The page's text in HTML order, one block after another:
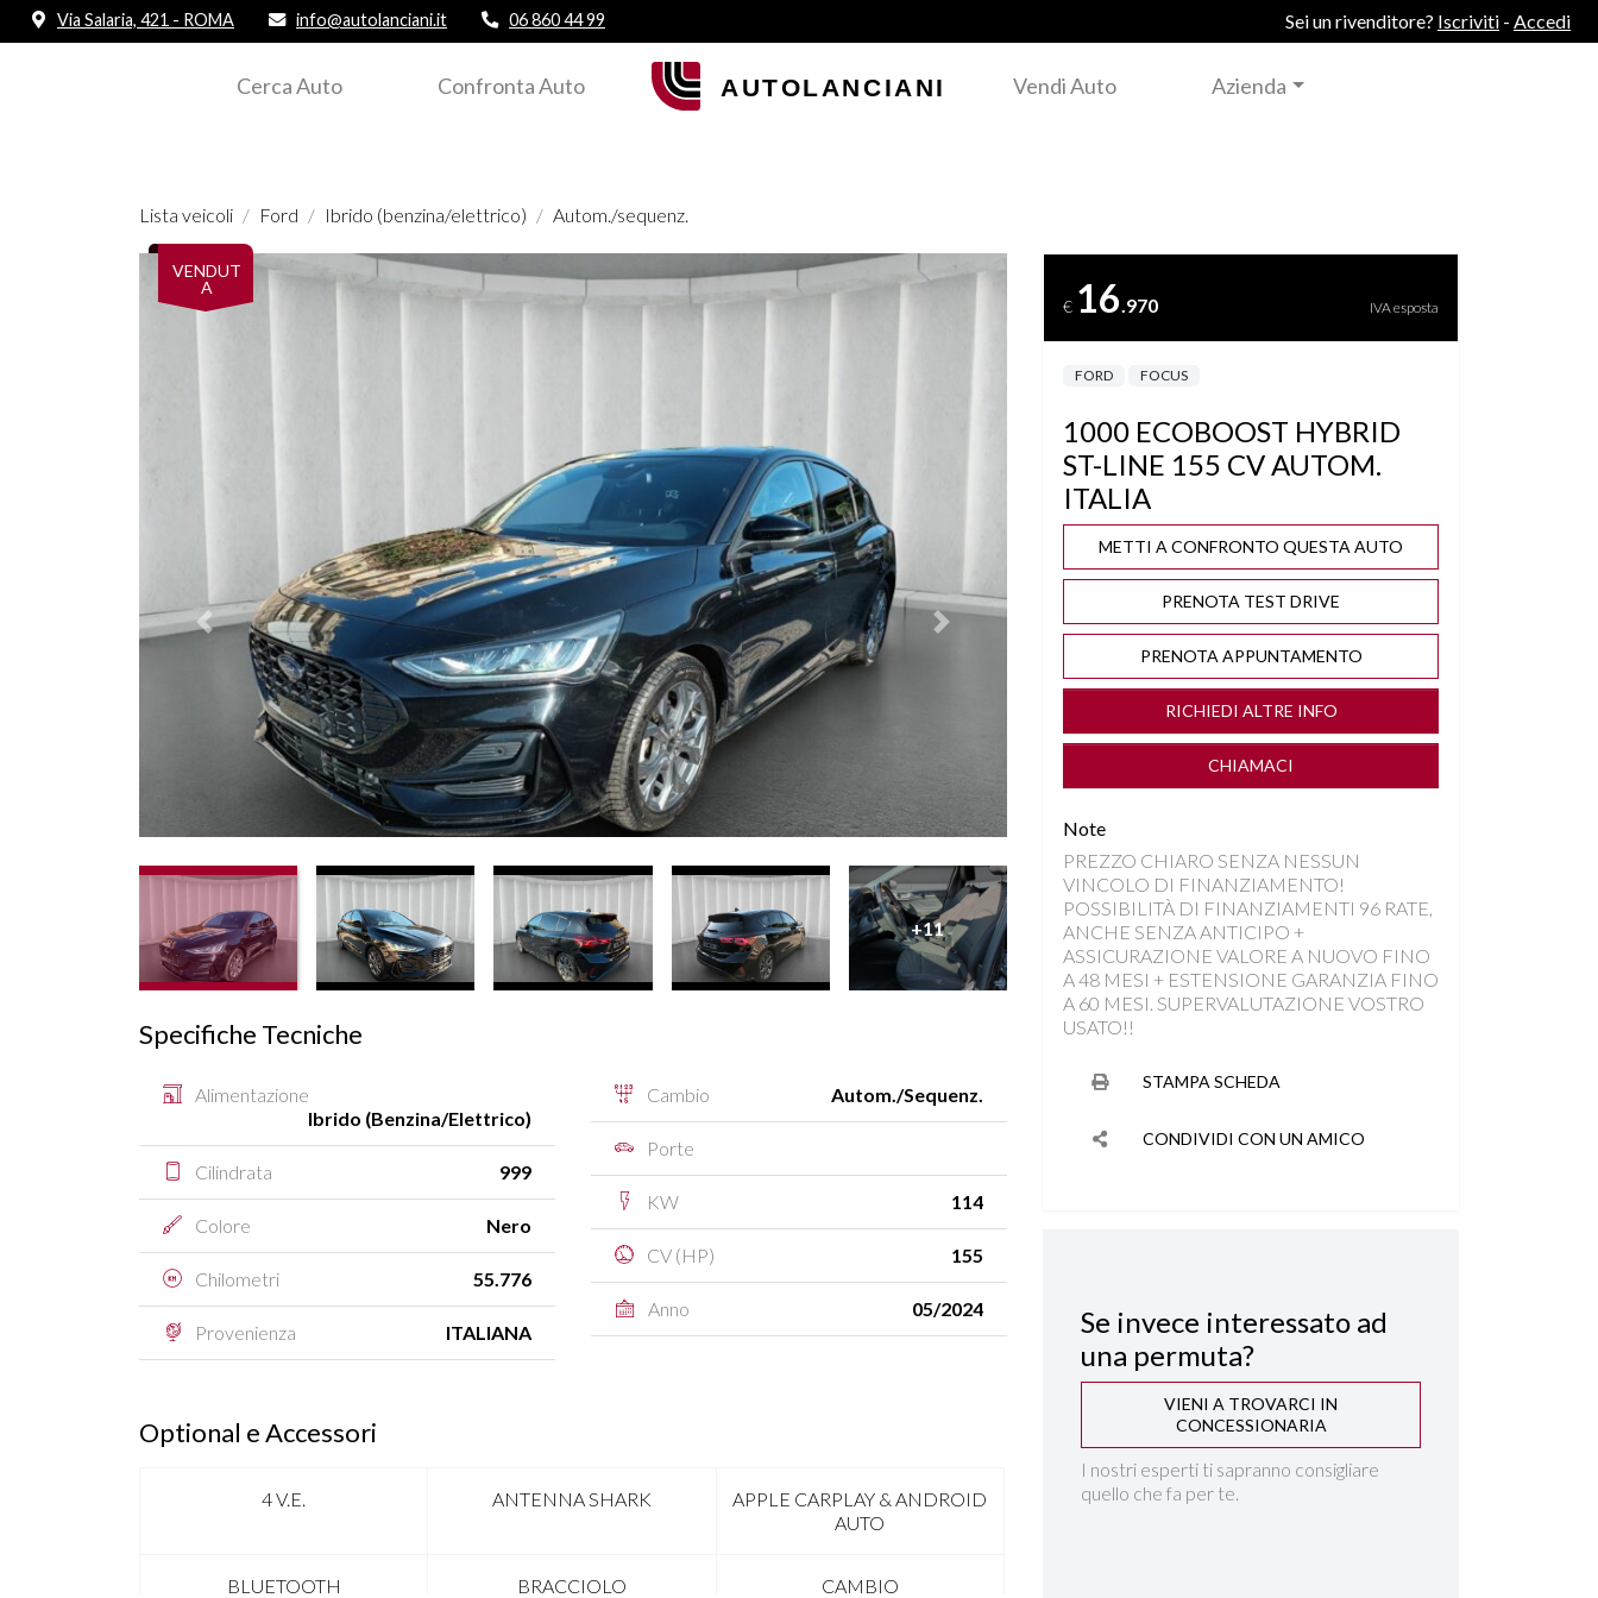
Via Salaria, 421 - ROMA info@autolanciani.it 06 860 44 99 Sei un rivenditore? Iscriviti - Accedi
Cerca Auto Confronta Auto Vendi Auto Azienda
Lista veicoli Ford Ibrido (benzina/elettrico) Autom./sequenz.
VENDUT
A
Prededente Successivo
+11
Specifiche Tecniche
Alimentazione
Ibrido (Benzina/Elettrico)
Cilindrata 999
Colore Nero
Chilometri 55.776
Provenienza ITALIANA
Cambio Autom./Sequenz.
Porte
KW 114
CV (HP) 155
Anno 05/2024
Optional e Accessori
4 V.E. ANTENNA SHARK
APPLE CARPLAY & ANDROID
AUTO
BLUETOOTH BRACCIOLO
CAMBIO
€ 16.970 IVA esposta
FORD FOCUS
1000 ECOBOOST HYBRID
ST-LINE 155 CV AUTOM.
ITALIA
METTI A CONFRONTO QUESTA AUTO
PRENOTA TEST DRIVE
PRENOTA APPUNTAMENTO
RICHIEDI ALTRE INFO
CHIAMACI
Note
PREZZO CHIARO SENZA NESSUN
VINCOLO DI FINANZIAMENTO!
POSSIBILITÀ DI FINANZIAMENTI 96 RATE,
ANCHE SENZA ANTICIPO +
ASSICURAZIONE VALORE A NUOVO FINO
A 48 MESI + ESTENSIONE GARANZIA FINO
A 60 MESI. SUPERVALUTAZIONE VOSTRO
USATO!!
STAMPA SCHEDA
CONDIVIDI CON UN AMICO
Se invece interessato ad
una permuta?
VIENI A TROVARCI IN
CONCESSIONARIA
I nostri esperti ti sapranno consigliare
quello che fa per te.